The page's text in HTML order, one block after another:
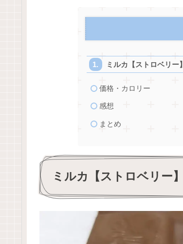
ミルカ【ストロベリー】
価格・カロリー
感想
まとめ
ミルカ【ストロベリー】